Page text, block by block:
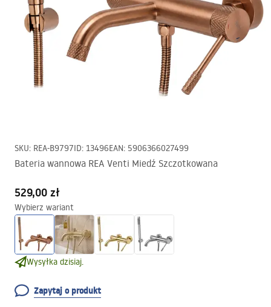
SKU: REA-B9797ID: 13496EAN: 5906366027499
Bateria wannowa REA Venti Miedź Szczotkowana
529,00 zł
Wybierz wariant
Wysyłka dzisiaj.
Zapytaj o produkt